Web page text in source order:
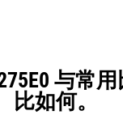
与常
比如何。